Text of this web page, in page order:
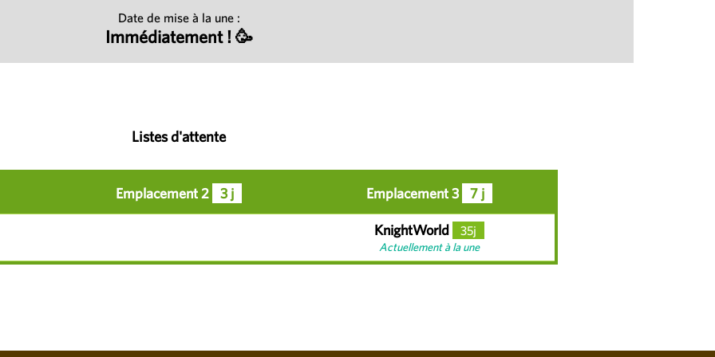
Date de mise à la une :
Immédiatement ! 🥳
Listes d'attente
Emplacement 2 3 j Emplacement 3 7 j
KnightWorld 35j
Actuellement à la une